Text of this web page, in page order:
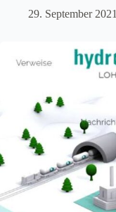
29. September 2021